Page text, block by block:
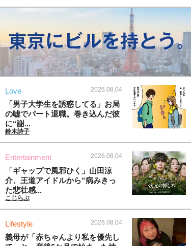
Love 2026.08.04
「男子大学生を誘惑してる」お局
の嘘でパート退職。巻き込んだ彼
に“謝...
鈴木詩子
Entertainment 2026.08.04
「ギャップで風邪ひく」山田涼
介、王道アイドルから“病みきっ
た悲壮感...
こじらぶ
Lifestyle 2026.08.04
義母が「赤ちゃんより私を優先し